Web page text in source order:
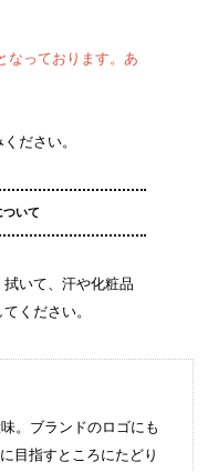
なっております。あ
ださい。
ついて
いて、汗や化粧品
ください。
。ブランドのロゴにも
目指すところにたどり